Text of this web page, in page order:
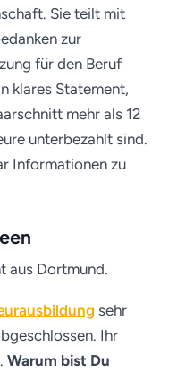
Sie teilt mit
zur
für den Beruf
klares Statement,
mehr als 12
unterbezahlt sind.
Informationen zu
aus Dortmund.
sehr
Ihr
Warum bist Du